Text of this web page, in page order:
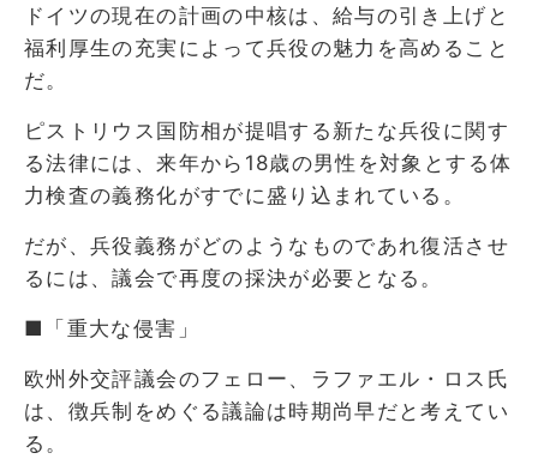
ドイツの現在の計画の中核は、給与の引き上げと
福利厚生の充実によって兵役の魅力を高めること
だ。
ピストリウス国防相が提唱する新たな兵役に関す
る法律には、来年から18歳の男性を対象とする体
力検査の義務化がすでに盛り込まれている。
だが、兵役義務がどのようなものであれ復活させ
るには、議会で再度の採決が必要となる。
■「重大な侵害」
欧州外交評議会のフェロー、ラファエル・ロス氏
は、徴兵制をめぐる議論は時期尚早だと考えてい
る。